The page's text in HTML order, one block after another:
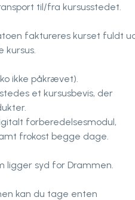
til/fra kursusstedet.
faktureres kurset fuldt
ikke påkrævet).
et kursusbevis, der
forberedelsesmodul,
frokost begge dage.
ligger syd for Drammen.
kan du tage enten